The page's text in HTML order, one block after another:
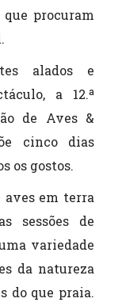
que procuram
alados e
a 12.ª
de Aves &
cinco dias
os gostos.
aves em terra
sessões de
variedade
da natureza
do que praia.